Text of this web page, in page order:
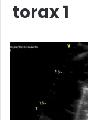
torax 1